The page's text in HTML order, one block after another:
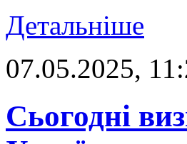
Детальніше
07.05.2025,
Сьогодні